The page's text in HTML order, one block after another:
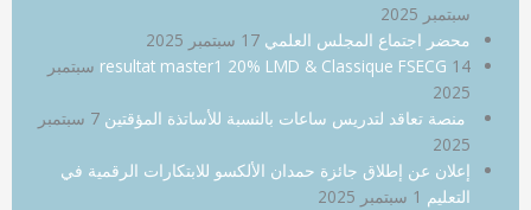
سبتمبر 2025
محضر اجتماع المجلس العلمي 17 سبتمبر 2025
resultat master1 20% LMD & Classique FSECG 14 سبتمبر
2025
منصة تعاقد لتدريس ساعات بالنسبة للأساتذة المؤقتين
7 سبتمبر
2025
إعلان عن إطلاق جائزة حمدان الألكسو للابتكارات الرقمية في
التعليم 1 سبتمبر 2025